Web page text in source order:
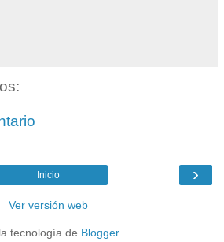
›
Inicio
Ver versión web
tecnología de Blogger.